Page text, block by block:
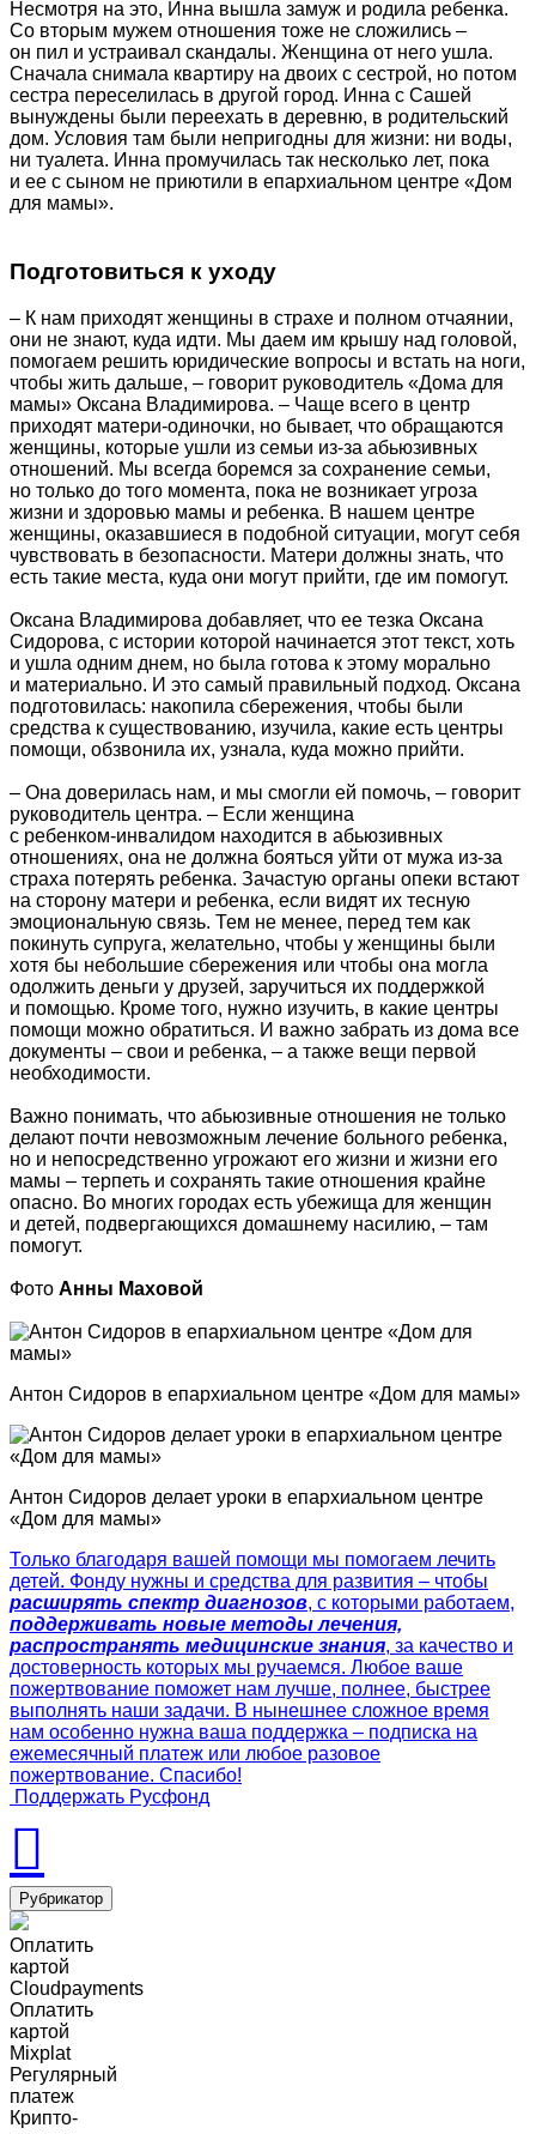
Несмотря на это, Инна вышла замуж и родила ребенка.
Со вторым мужем отношения тоже не сложились –
он пил и устраивал скандалы. Женщина от него ушла.
Сначала снимала квартиру на двоих с сестрой, но потом
сестра переселилась в другой город. Инна с Сашей
вынуждены были переехать в деревню, в родительский
дом. Условия там были непригодны для жизни: ни воды,
ни туалета. Инна промучилась так несколько лет, пока
и ее с сыном не приютили в епархиальном центре «Дом
для мамы».
Подготовиться к уходу
– К нам приходят женщины в страхе и полном отчаянии,
они не знают, куда идти. Мы даем им крышу над головой,
помогаем решить юридические вопросы и встать на ноги,
чтобы жить дальше, – говорит руководитель «Дома для
мамы» Оксана Владимирова. – Чаще всего в центр
приходят матери-одиночки, но бывает, что обращаются
женщины, которые ушли из семьи из-за абьюзивных
отношений. Мы всегда боремся за сохранение семьи,
но только до того момента, пока не возникает угроза
жизни и здоровью мамы и ребенка. В нашем центре
женщины, оказавшиеся в подобной ситуации, могут себя
чувствовать в безопасности. Матери должны знать, что
есть такие места, куда они могут прийти, где им помогут.
Оксана Владимирова добавляет, что ее тезка Оксана
Сидорова, с истории которой начинается этот текст, хоть
и ушла одним днем, но была готова к этому морально
и материально. И это самый правильный подход. Оксана
подготовилась: накопила сбережения, чтобы были
средства к существованию, изучила, какие есть центры
помощи, обзвонила их, узнала, куда можно прийти.
– Она доверилась нам, и мы смогли ей помочь, – говорит
руководитель центра. – Если женщина
с ребенком‑инвалидом находится в абьюзивных
отношениях, она не должна бояться уйти от мужа из-за
страха потерять ребенка. Зачастую органы опеки встают
на сторону матери и ребенка, если видят их тесную
эмоциональную связь. Тем не менее, перед тем как
покинуть супруга, желательно, чтобы у женщины были
хотя бы небольшие сбережения или чтобы она могла
одолжить деньги у друзей, заручиться их поддержкой
и помощью. Кроме того, нужно изучить, в какие центры
помощи можно обратиться. И важно забрать из дома все
документы – свои и ребенка, – а также вещи первой
необходимости.
Важно понимать, что абьюзивные отношения не только
делают почти невозможным лечение больного ребенка,
но и непосредственно угрожают его жизни и жизни его
мамы – терпеть и сохранять такие отношения крайне
опасно. Во многих городах есть убежища для женщин
и детей, подвергающихся домашнему насилию, – там
помогут.
Фото Анны Маховой
Антон Сидоров в епархиальном центре «Дом для мамы»
Антон Сидоров делает уроки в епархиальном центре
«Дом для мамы»
Только благодаря вашей помощи мы помогаем лечить
детей. Фонду нужны и средства для развития – чтобы
расширять спектр диагнозов, с которыми работаем,
поддерживать новые методы лечения,
распространять медицинские знания, за качество и
достоверность которых мы ручаемся. Любое ваше
пожертвование поможет нам лучше, полнее, быстрее
выполнять наши задачи. В нынешнее сложное время
нам особенно нужна ваша поддержка – подписка на
ежемесячный платеж или любое разовое
пожертвование. Спасибо!
Поддержать Русфонд
Рубрикатор
Оплатить
картой
Cloudpayments
Оплатить
картой
Mixplat
Регулярный
платеж
Крипто-